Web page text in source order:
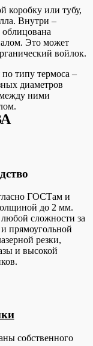
коробку или тубу,
Внутри –
Это может
войлок.
типу термоса –
диаметров
ними
ГОСТам и
до 2 мм.
сложности за
прямоугольной
резки,
и высокой
собственного